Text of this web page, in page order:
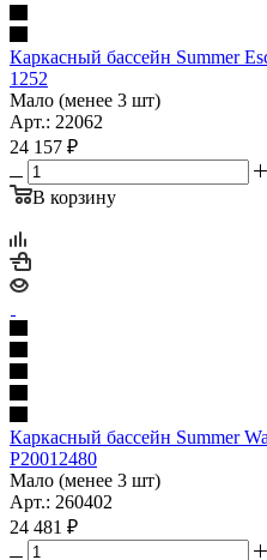
Каркасный бассейн Summer
1252
Мало (менее 3 шт)
Арт.: 22062
24 157 ₽
В корзину
Каркасный бассейн Summer
P20012480
Мало (менее 3 шт)
Арт.: 260402
24 481 ₽